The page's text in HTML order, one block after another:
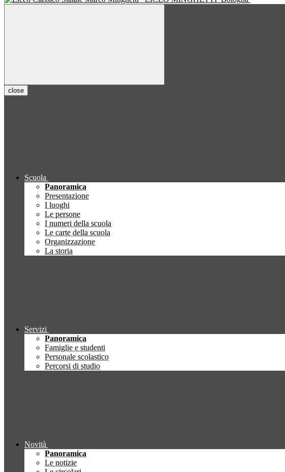
close
Scuola
Panoramica
Presentazione
I luoghi
Le persone
I numeri della scuola
Le carte della scuola
Organizzazione
La storia
Servizi
Panoramica
Famiglie e studenti
Personale scolastico
Percorsi di studio
Novità
Panoramica
Le notizie